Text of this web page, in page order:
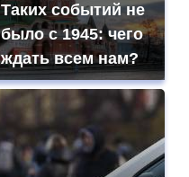
Таких событий не
было с 1945: чего
ждать всем нам?